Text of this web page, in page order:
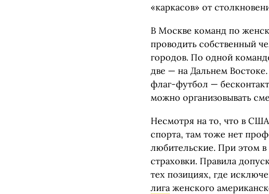
«каркасов» от
В Москве команд по
проводить собственный
городов. По одной
две — на Дальнем
флаг-футбол —
можно организовывать
Несмотря на то, что в
спорта, там тоже нет
любительские. При этом в
страховки. Правила
тех позициях, где
лига женского